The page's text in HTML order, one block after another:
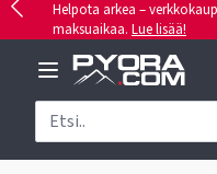
Helpota arkea –
maksuaikaa. Lue lisää!